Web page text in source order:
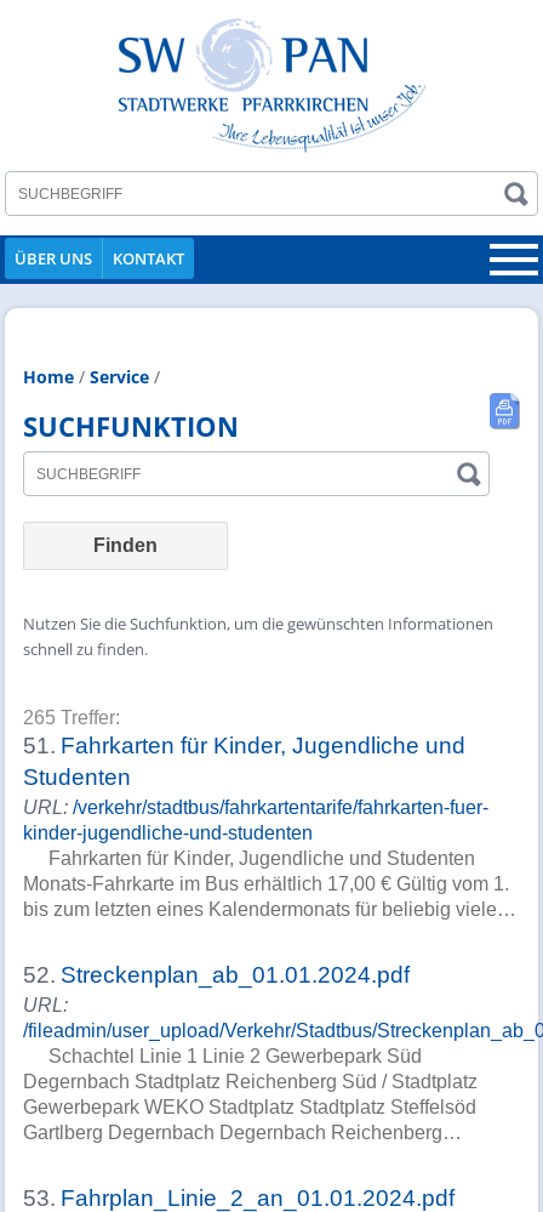
ÜBER UNS KONTAKT
Home / Service /
SUCHFUNKTION
Nutzen Sie die Suchfunktion, um die gewünschten Informationen
schnell zu finden.
265 Treffer:
51. Fahrkarten für Kinder, Jugendliche und
Studenten
URL: /verkehr/stadtbus/fahrkartentarife/fahrkarten-fuer-
kinder-jugendliche-und-studenten
Fahrkarten für Kinder, Jugendliche und Studenten
Monats-Fahrkarte im Bus erhältlich 17,00 € Gültig vom 1.
bis zum letzten eines Kalendermonats für beliebig viele…
52. Streckenplan_ab_01.01.2024.pdf
URL:
/fileadmin/user_upload/Verkehr/Stadtbus/
Schachtel Linie 1 Linie 2 Gewerbepark Süd
Degernbach Stadtplatz Reichenberg Süd / Stadtplatz
Gewerbepark WEKO Stadtplatz Stadtplatz Steffelsöd
Gartlberg Degernbach Degernbach Reichenberg…
53. Fahrplan_Linie_2_an_01.01.2024.pdf